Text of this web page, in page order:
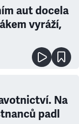
aut docela
vyráží,
Na
padl